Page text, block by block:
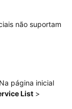
não suportam
página inicial
List >